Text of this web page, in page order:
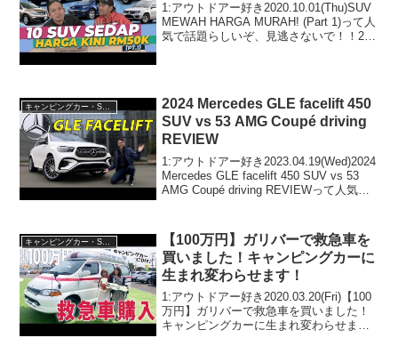
1:アウトドアー好き2020.10.01(Thu)SUV
MEWAH HARGA MURAH! (Part 1)って人
気で話題らしいぞ、見逃さないで！！2:
2024 Mercedes GLE facelift 450
SUV vs 53 AMG Coupé driving
REVIEW
1:アウトドアー好き2023.04.19(Wed)2024
Mercedes GLE facelift 450 SUV vs 53
AMG Coupé driving REVIEWって人気で
キャンピングカー・SUV人気車種
【100万円】ガリバーで救急車を
買いました！キャンピングカーに
生まれ変わらせます！
1:アウトドアー好き2020.03.20(Fri)【100
万円】ガリバーで救急車を買いました！
キャンピングカーに生まれ変わらせま